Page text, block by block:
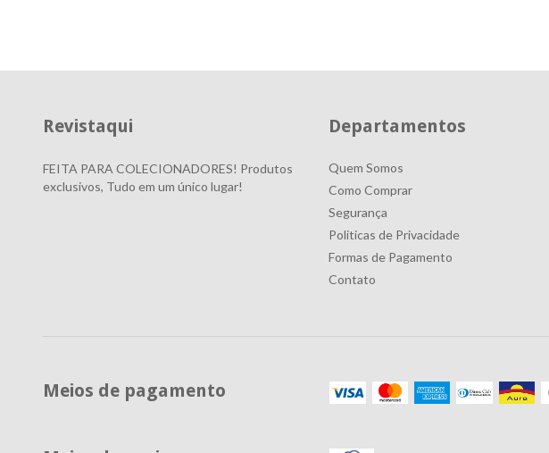
Revistaqui
FEITA PARA COLECIONADORES! Produtos
exclusivos, Tudo em um único lugar!
Departamentos
Quem Somos
Como Comprar
Segurança
Politicas de Privacidade
Formas de Pagamento
Contato
Meios de pagamento